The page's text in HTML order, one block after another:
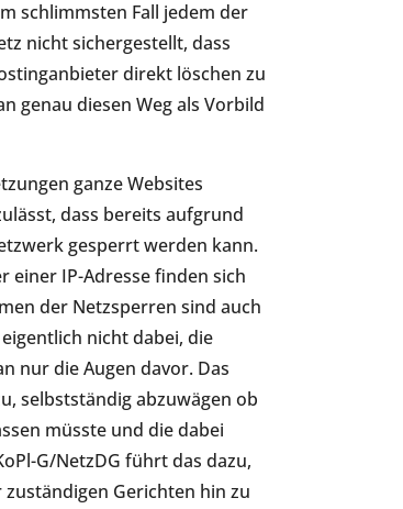
schlimmsten Fall jedem der
nicht sichergestellt, dass
direkt löschen zu
genau diesen Weg als Vorbild
ganze Websites
dass bereits aufgrund
gesperrt werden kann.
einer IP-Adresse finden sich
der Netzsperren sind auch
nicht dabei, die
nur die Augen davor. Das
selbstständig abzuwägen ob
müsste und die dabei
G/NetzDG führt das dazu,
Gerichten hin zu